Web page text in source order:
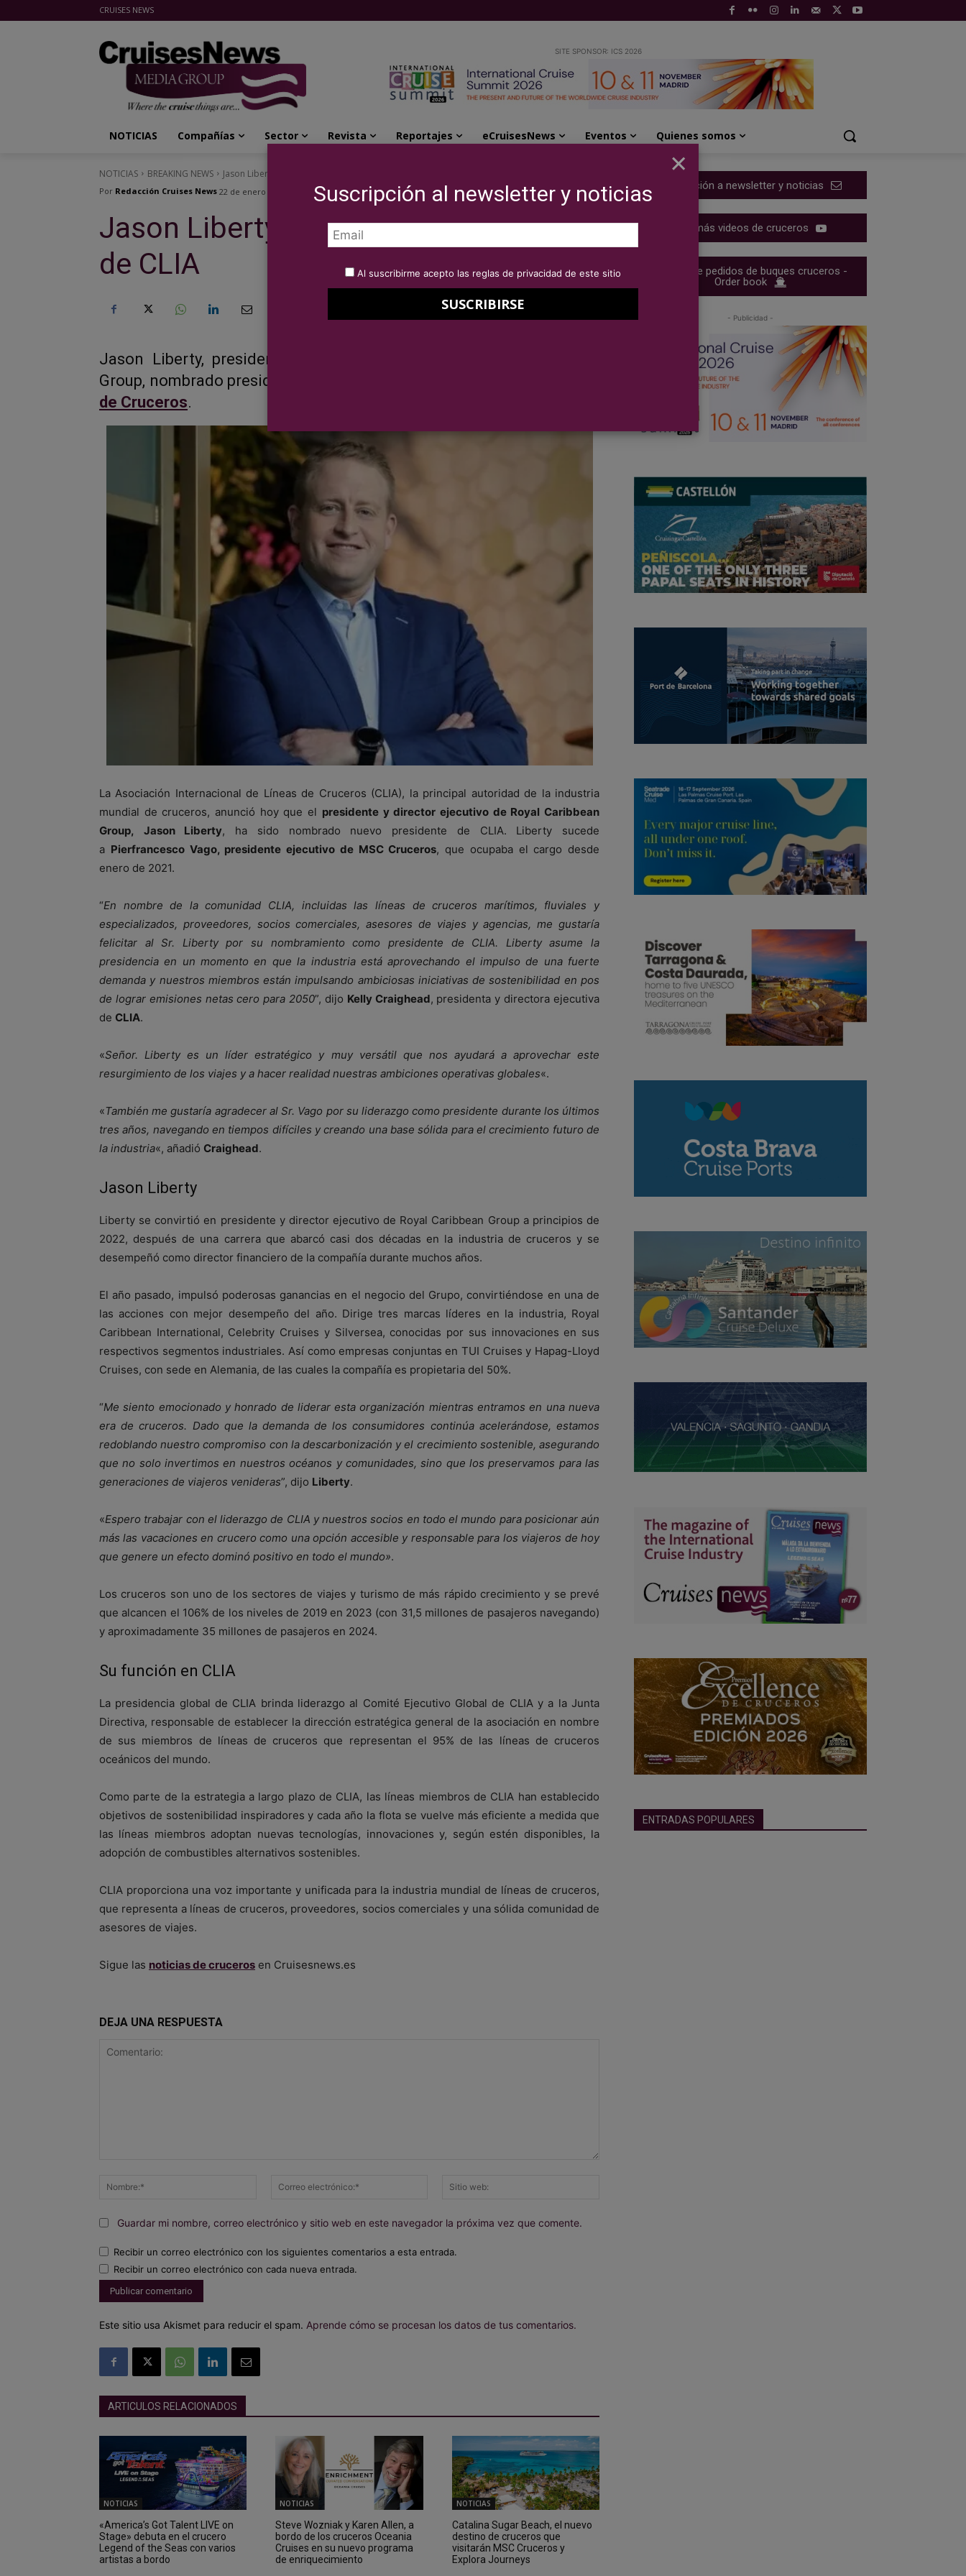
CRUISES NEWS
SITE SPONSOR: ICS 2026
NOTICIAS Compañías Sector Revista Reportajes eCruisesNews Eventos Quienes somos
NOTICIAS BREAKING NEWS Jason Liberty nombrado presidente de CLIA
Por Redacción Cruises News 22 de enero de 2024
Jason Liberty nombrado presidente
de CLIA
Jason Liberty, presidente y director ejecutivo de Royal Caribbean
Group, nombrado presidente de la
de Cruceros.
La Asociación Internacional de Líneas de Cruceros (CLIA), la principal autoridad de la industria
mundial de cruceros, anunció hoy que el presidente y director ejecutivo de Royal Caribbean
Group, Jason Liberty, ha sido nombrado nuevo presidente de CLIA. Liberty sucede
a Pierfrancesco Vago, presidente ejecutivo de MSC Cruceros, que ocupaba el cargo desde
enero de 2021.
“En nombre de la comunidad CLIA, incluidas las líneas de cruceros marítimos, fluviales y
especializados, proveedores, socios comerciales, asesores de viajes y agencias, me gustaría
felicitar al Sr. Liberty por su nombramiento como presidente de CLIA. Liberty asume la
presidencia en un momento en que la industria está aprovechando el impulso de una fuerte
demanda y nuestros miembros están impulsando ambiciosas iniciativas de sostenibilidad en pos
de lograr emisiones netas cero para 2050”, dijo Kelly Craighead, presidenta y directora ejecutiva
de CLIA.
«Señor. Liberty es un líder estratégico y muy versátil que nos ayudará a aprovechar este
resurgimiento de los viajes y a hacer realidad nuestras ambiciones operativas globales«.
«También me gustaría agradecer al Sr. Vago por su liderazgo como presidente durante los últimos
tres años, navegando en tiempos difíciles y creando una base sólida para el crecimiento futuro de
la industria«, añadió Craighead.
Jason Liberty
Liberty se convirtió en presidente y director ejecutivo de Royal Caribbean Group a principios de
2022, después de una carrera que abarcó casi dos décadas en la industria de cruceros y se
desempeñó como director financiero de la compañía durante muchos años.
El año pasado, impulsó poderosas ganancias en el negocio del Grupo, convirtiéndose en una de
las acciones con mejor desempeño del año. Dirige tres marcas líderes en la industria, Royal
Caribbean International, Celebrity Cruises y Silversea, conocidas por sus innovaciones en sus
respectivos segmentos industriales. Así como empresas conjuntas en TUI Cruises y Hapag-Lloyd
Cruises, con sede en Alemania, de las cuales la compañía es propietaria del 50%.
“Me siento emocionado y honrado de liderar esta organización mientras entramos en una nueva
era de cruceros. Dado que la demanda de los consumidores continúa acelerándose, estamos
redoblando nuestro compromiso con la descarbonización y el crecimiento sostenible, asegurando
que no solo invertimos en nuestros océanos y comunidades, sino que los preservamos para las
generaciones de viajeros venideras”, dijo Liberty.
«Espero trabajar con el liderazgo de CLIA y nuestros socios en todo el mundo para posicionar aún
más las vacaciones en crucero como una opción accesible y responsable para los viajeros de hoy
que genere un efecto dominó positivo en todo el mundo».
Los cruceros son uno de los sectores de viajes y turismo de más rápido crecimiento y se prevé
que alcancen el 106% de los niveles de 2019 en 2023 (con 31,5 millones de pasajeros navegando)
y aproximadamente 35 millones de pasajeros en 2024.
Su función en CLIA
La presidencia global de CLIA brinda liderazgo al Comité Ejecutivo Global de CLIA y a la Junta
Directiva, responsable de establecer la dirección estratégica general de la asociación en nombre
de sus miembros de líneas de cruceros que representan el 95% de las líneas de cruceros
oceánicos del mundo.
Como parte de la estrategia a largo plazo de CLIA, las líneas miembros de CLIA han establecido
objetivos de sostenibilidad inspiradores y cada año la flota se vuelve más eficiente a medida que
las líneas miembros adoptan nuevas tecnologías, innovaciones y, según estén disponibles, la
adopción de combustibles alternativos sostenibles.
CLIA proporciona una voz importante y unificada para la industria mundial de líneas de cruceros,
que representa a líneas de cruceros, proveedores, socios comerciales y una sólida comunidad de
asesores de viajes.
Sigue las noticias de cruceros en Cruisesnews.es
DEJA UNA RESPUESTA
Nombre:*
Correo
Guardar mi nombre, correo electrónico y sitio web en este navegador la próxima vez que comente.
Recibir un correo electrónico con los siguientes comentarios a esta entrada.
Recibir un correo electrónico con cada nueva entrada.
Este sitio usa Akismet para reducir el spam. Aprende cómo se procesan los datos de tus comentarios.
ARTICULOS RELACIONADOS
NOTICIAS
«America’s Got Talent LIVE on
Stage» debuta en el crucero
Legend of the Seas con varios
artistas a bordo
NOTICIAS
Steve Wozniak y Karen Allen, a
bordo de los cruceros Oceania
Cruises en su nuevo programa
de enriquecimiento
NOTICIAS
Catalina Sugar Beach, el nuevo
destino de cruceros que
visitarán MSC Cruceros y
Explora Journeys
Suscripción a newsletter y noticias
Ver más videos de cruceros
Cartera de pedidos de buques cruceros -
Order book
- Publicidad -
ENTRADAS POPULARES
×
Suscripción al newsletter y noticias
Al suscribirme acepto las reglas de privacidad de este sitio